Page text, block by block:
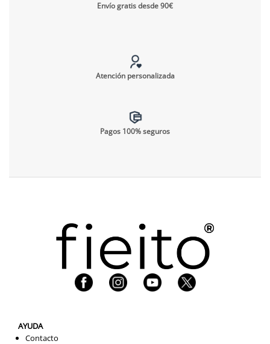
Envío gratis desde 90€
Atención personalizada
Pagos 100% seguros
AYUDA
Contacto